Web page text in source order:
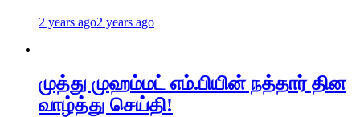
2 years ago2 years ago
முத்து முஹம்மட் எம்.பியின் நத்தார் தின
வாழ்த்து செய்தி!